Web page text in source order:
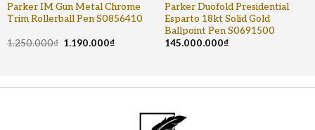
Parker IM Gun Metal Chrome
Trim Rollerball Pen S0856410
1.250.000₫ 1.190.000₫
Parker Duofold Presidential
Esparto 18kt Solid Gold
Ballpoint Pen S0691500
145.000.000₫